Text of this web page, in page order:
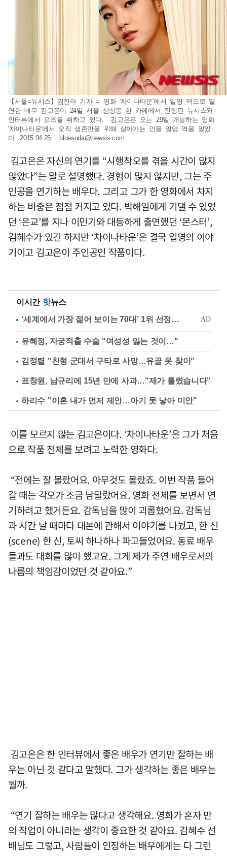
【서울=뉴시스】김진아 기자 = 영화 '차이나타운'에서 일영 역으로 열
연한 배우 김고은이 24일 서울 삼청동 한 카페에서 진행된 뉴시스와
인터뷰에서 포즈를 취하고 있다. 김고은은 오는 29일 개봉하는 영화
'차이나타운'에서 오직 생존만을 위해 살아가는 인물 일영 역을 맡았
다. 2015.04.25.
bluesoda@newsis.com
김고은은 자신의 연기를 “시행착오를 겪을 시간이 많지
않았다”는 말로 설명했다. 경험이 많지 않지만, 그는 주
인공을 연기하는 배우다. 그리고 그가 한 영화에서 차지
하는 비중은 점점 커지고 있다. 박해일에게 기댈 수 있었
던 ‘은교’를 지나 이민기와 대등하게 출연했던 ‘몬스터’,
김혜수가 있긴 하지만 ‘차이나타운’은 결국 일영의 이야
기이고 김고은이 주인공인 작품이다.
이시간 핫뉴스
유혜정, 자궁적출 수술 "여성성 잃는 것이…"
김정렬 "친형 군대서 구타로 사망…유골 못 찾아"
표창원, 남규리에 15년 만에 사과…"제가 틀렸습니다"
하리수 "이혼 내가 먼저 제안…아기 못 낳아 미안"
이를 모르지 않는 김고은이다. ‘차이나타운’은 그가 처음
으로 작품 전체를 보려고 노력한 영화다.
“전에는 잘 몰랐어요. 아무것도 몰랐죠. 이번 작품 들어
갈 때는 각오가 조금 남달랐어요. 영화 전체를 보면서 연
기하려고 했거든요. 감독님을 많이 괴롭혔어요. 감독님
과 시간 날 때마다 대본에 관해서 이야기를 나눴고, 한 신
(scene) 한 신, 토씨 하나하나 파고들었어요. 동료 배우
들과도 대화를 많이 했고요. 그게 제가 주연 배우로서의
나름의 책임감이었던 것 같아요.”
김고은은 한 인터뷰에서 좋은 배우가 연기만 잘하는 배
우는 아닌 것 같다고 말했다. 그가 생각하는 좋은 배우는
뭘까.
“연기 잘하는 배우는 많다고 생각해요. 영화가 혼자 만
의 작업이 아니라는 생각이 중요한 것 같아요. 김혜수 선
배님도 그렇고, 사람들이 인정하는 배우에게는 다 그런